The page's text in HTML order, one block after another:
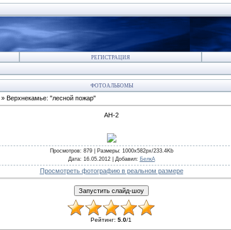
РЕГИСТРАЦИЯ
ФОТОАЛЬБОМЫ
» Верхнекамье: "лесной пожар"
АН-2
Просмотров: 879 | Размеры: 1000x582px/233.4Kb
Дата: 16.05.2012 | Добавил: БелкА
Просмотреть фотографию в реальном размере
Рейтинг: 5.0/1